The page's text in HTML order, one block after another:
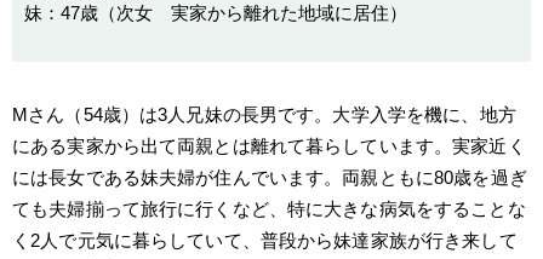
妹：47歳（次女 実家から離れた地域に居住）
Mさん（54歳）は3人兄妹の長男です。大学入学を機に、地方
にある実家から出て両親とは離れて暮らしています。実家近く
には長女である妹夫婦が住んでいます。両親ともに80歳を過ぎ
ても夫婦揃って旅行に行くなど、特に大きな病気をすることな
く2人で元気に暮らしていて、普段から妹達家族が行き来して